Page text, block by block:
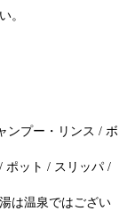
。
ンプー・リンス / ボ
ポット / スリッパ /
は温泉ではござい